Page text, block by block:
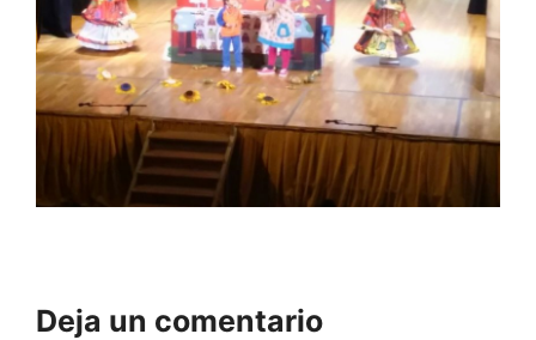
Deja un comentario